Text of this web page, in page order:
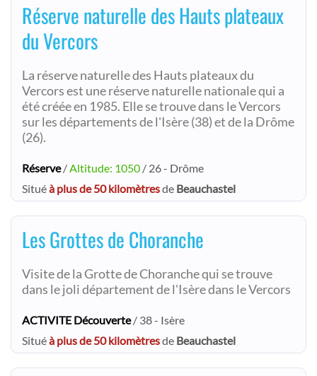
Réserve naturelle des Hauts plateaux
du Vercors
La réserve naturelle des Hauts plateaux du
Vercors est une réserve naturelle nationale qui a
été créée en 1985. Elle se trouve dans le Vercors
sur les départements de l'Isère (38) et de la Drôme
(26).
Réserve/Altitude: 1050 / 26 - Drôme
Situéà plus de 50 kilomètresde Beauchastel
Les Grottes de Choranche
Visite de la Grotte de Choranche qui se trouve
dans le joli département de l'Isère dans le Vercors
ACTIVITE Découverte/ 38 - Isère
Situéà plus de 50 kilomètresde Beauchastel